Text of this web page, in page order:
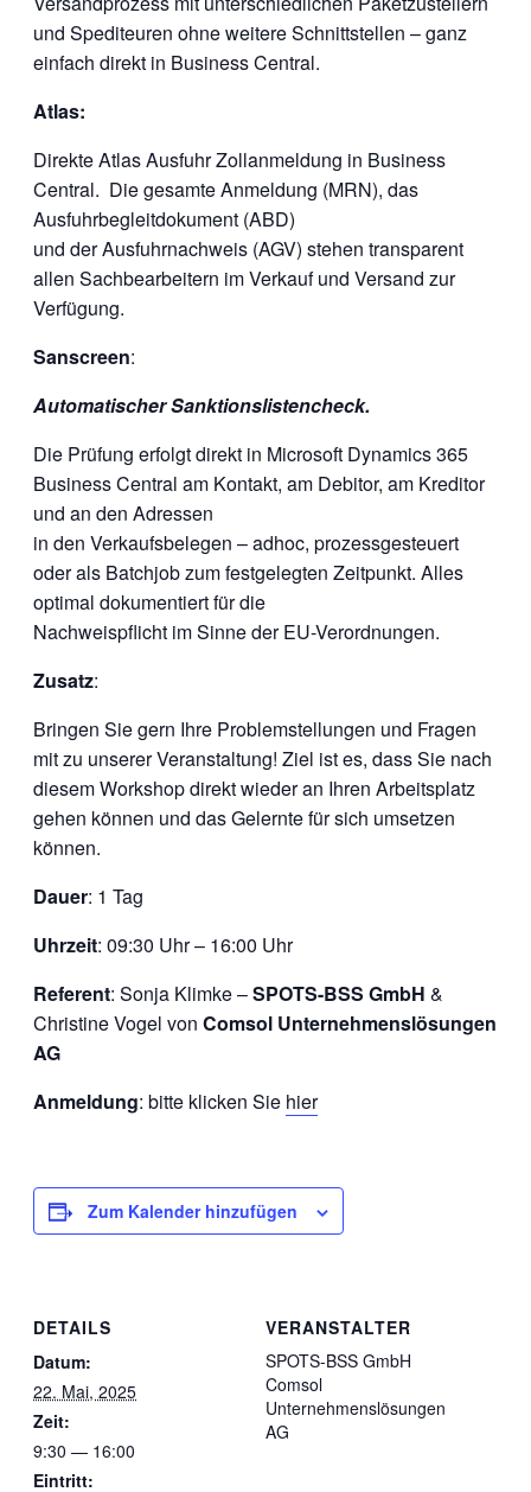
und Spediteuren ohne weitere Schnittstellen – ganz
einfach direkt in Business Central.
Atlas:
Direkte Atlas Ausfuhr Zollanmeldung in Business
Central. Die gesamte Anmeldung (MRN), das
Ausfuhrbegleitdokument (ABD)
und der Ausfuhrnachweis (AGV) stehen transparent
allen Sachbearbeitern im Verkauf und Versand zur
Verfügung.
Sanscreen:
Automatischer Sanktionslistencheck.
Die Prüfung erfolgt direkt in Microsoft Dynamics 365
Business Central am Kontakt, am Debitor, am Kreditor
und an den Adressen
in den Verkaufsbelegen – adhoc, prozessgesteuert
oder als Batchjob zum festgelegten Zeitpunkt. Alles
optimal dokumentiert für die
Nachweispflicht im Sinne der EU-Verordnungen.
Zusatz:
Bringen Sie gern Ihre Problemstellungen und Fragen
mit zu unserer Veranstaltung! Ziel ist es, dass Sie nach
diesem Workshop direkt wieder an Ihren Arbeitsplatz
gehen können und das Gelernte für sich umsetzen
können.
Dauer: 1 Tag
Uhrzeit: 09:30 Uhr – 16:00 Uhr
Referent: Sonja Klimke –SPOTS-BSS GmbH &
Christine Vogel von Comsol Unternehmenslösungen
AG
Anmeldung: bitte klicken Sie hier
Zum Kalender hinzufügen
DETAILS
Datum:
22. Mai, 2025
Zeit:
9:30 — 16:00
Eintritt:
VERANSTALTER
SPOTS-BSS GmbH
Comsol
Unternehmenslösungen
AG